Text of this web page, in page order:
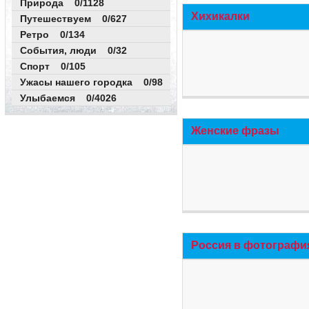
Природа 0/1128
Путешествуем 0/627
Ретро 0/134
События, люди 0/32
Спорт 0/105
Ужасы нашего городка 0/98
Улыбаемся 0/4026
Хихикалки
Женские фразы
Россия в